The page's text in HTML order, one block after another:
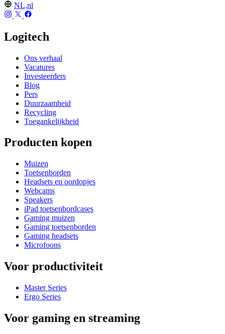
NL,nl
Logitech
Ons verhaal
Vacatures
Investeerders
Blog
Pers
Duurzaamheid
Recycling
Toegankelijkheid
Producten kopen
Muizen
Toetsenborden
Headsets en oordopjes
Webcams
Speakers
iPad toetsenbordcases
Gaming muizen
Gaming toetsenborden
Gaming headsets
Microfoons
Voor productiviteit
Master Series
Ergo Series
Voor gaming en streaming